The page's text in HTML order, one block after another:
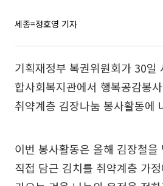
세종=정호영 기자
기획재정부 복권위원회가 30일
합사회복지관에서 행복공감봉
취약계층 김장나눔 봉사활동에
이번 봉사활동은 올해 김장철을
직접 담근 김치를 취약계층 가